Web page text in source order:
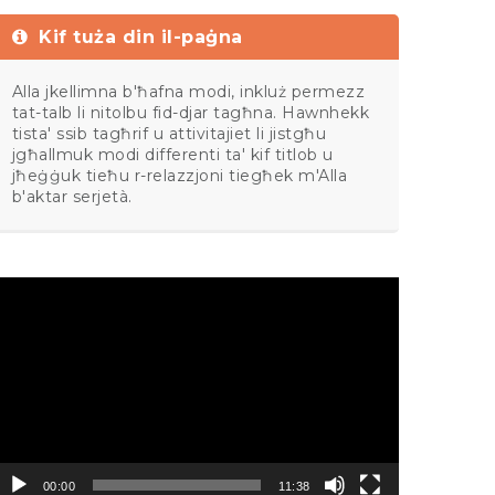
Kif tuża din il-paġna
Alla jkellimna b'ħafna modi, inkluż permezz
tat-talb li nitolbu fid-djar tagħna. Hawnhekk
tista' ssib tagħrif u attivitajiet li jistgħu
jgħallmuk modi differenti ta' kif titlob u
jħeġġuk tieħu r-relazzjoni tiegħek m'Alla
b'aktar serjetà.
00:00 11:38